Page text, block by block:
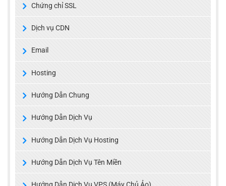
Chứng chỉ SSL
Dịch vụ CDN
Email
Hosting
Hướng Dẫn Chung
Hướng Dẫn Dịch Vụ
Hướng Dẫn Dịch Vụ Hosting
Hướng Dẫn Dịch Vụ Tên Miền